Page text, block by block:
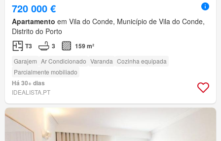
720 000 €
Apartamento em Vila do Conde, Município de Vila do Conde,
Distrito do Porto
T3 3 159 m²
Garajem Ar Condicionado Varanda Cozinha equipada
Parcialmente mobiliado
Há 30+ dias
IDEALISTA.PT